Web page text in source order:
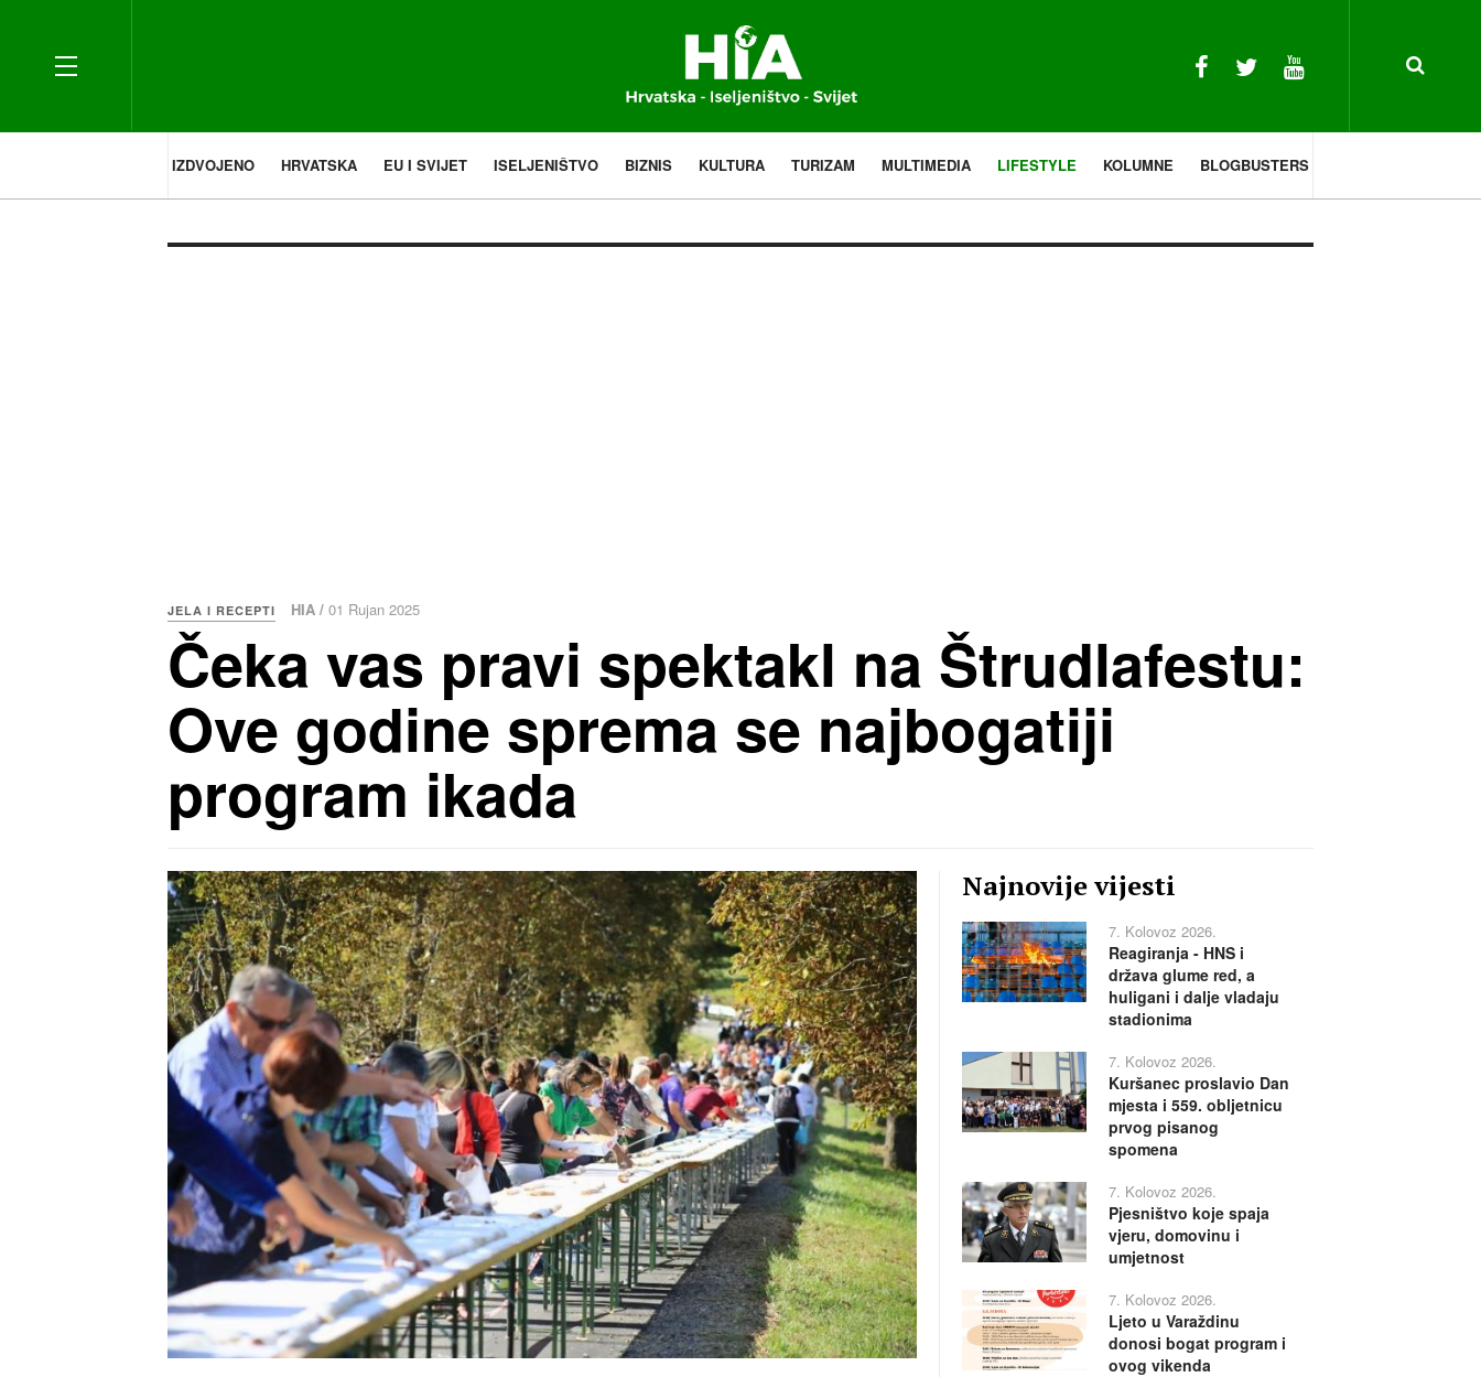
IZDVOJENO HRVATSKA EU I SVIJET ISELJENIŠTVO BIZNIS KULTURA TURIZAM MULTIMEDIA LIFESTYLE KOLUMNE BLOGBUSTERS
JELA I RECEPTI HIA / 01 Rujan 2025
Čeka vas pravi spektakl na Štrudlafestu:
Ove godine sprema se najbogatiji
program ikada
Najnovije vijesti
7. Kolovoz 2026.
Reagiranja - HNS i
država glume red, a
huligani i dalje vladaju
stadionima
7. Kolovoz 2026.
Kuršanec proslavio Dan
mjesta i 559. obljetnicu
prvog pisanog
spomena
7. Kolovoz 2026.
Pjesništvo koje spaja
vjeru, domovinu i
umjetnost
7. Kolovoz 2026.
Ljeto u Varaždinu
donosi bogat program i
ovog vikenda